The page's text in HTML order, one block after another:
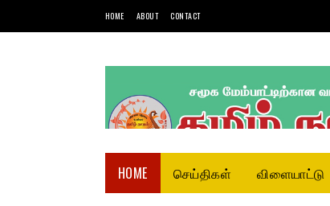
HOME ABOUT CONTACT
HOME செய்திகள் விளையாட்டு